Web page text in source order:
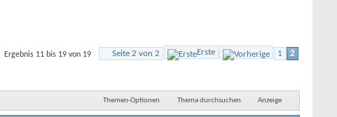
Seite 2 von 2
Erste 1 2
Ergebnis 11 bis 19 von 19
Themen-Optionen Thema durchsuchen Anzeige